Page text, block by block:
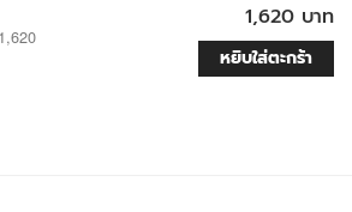
1,620 บาท
หยิบใส่ตะกร้า